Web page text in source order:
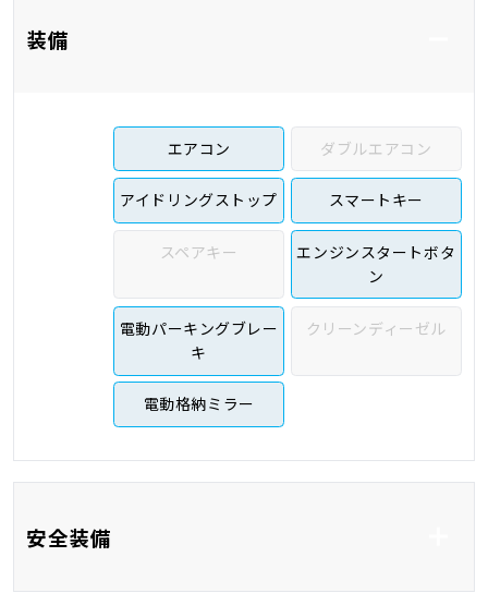
装備
エアコン ダブルエアコン
アイドリングストップ スマートキー
スペアキー
エンジンスタートボタ
ン
電動パーキングブレー
キ
クリーンディーゼル
電動格納ミラー
安全装備